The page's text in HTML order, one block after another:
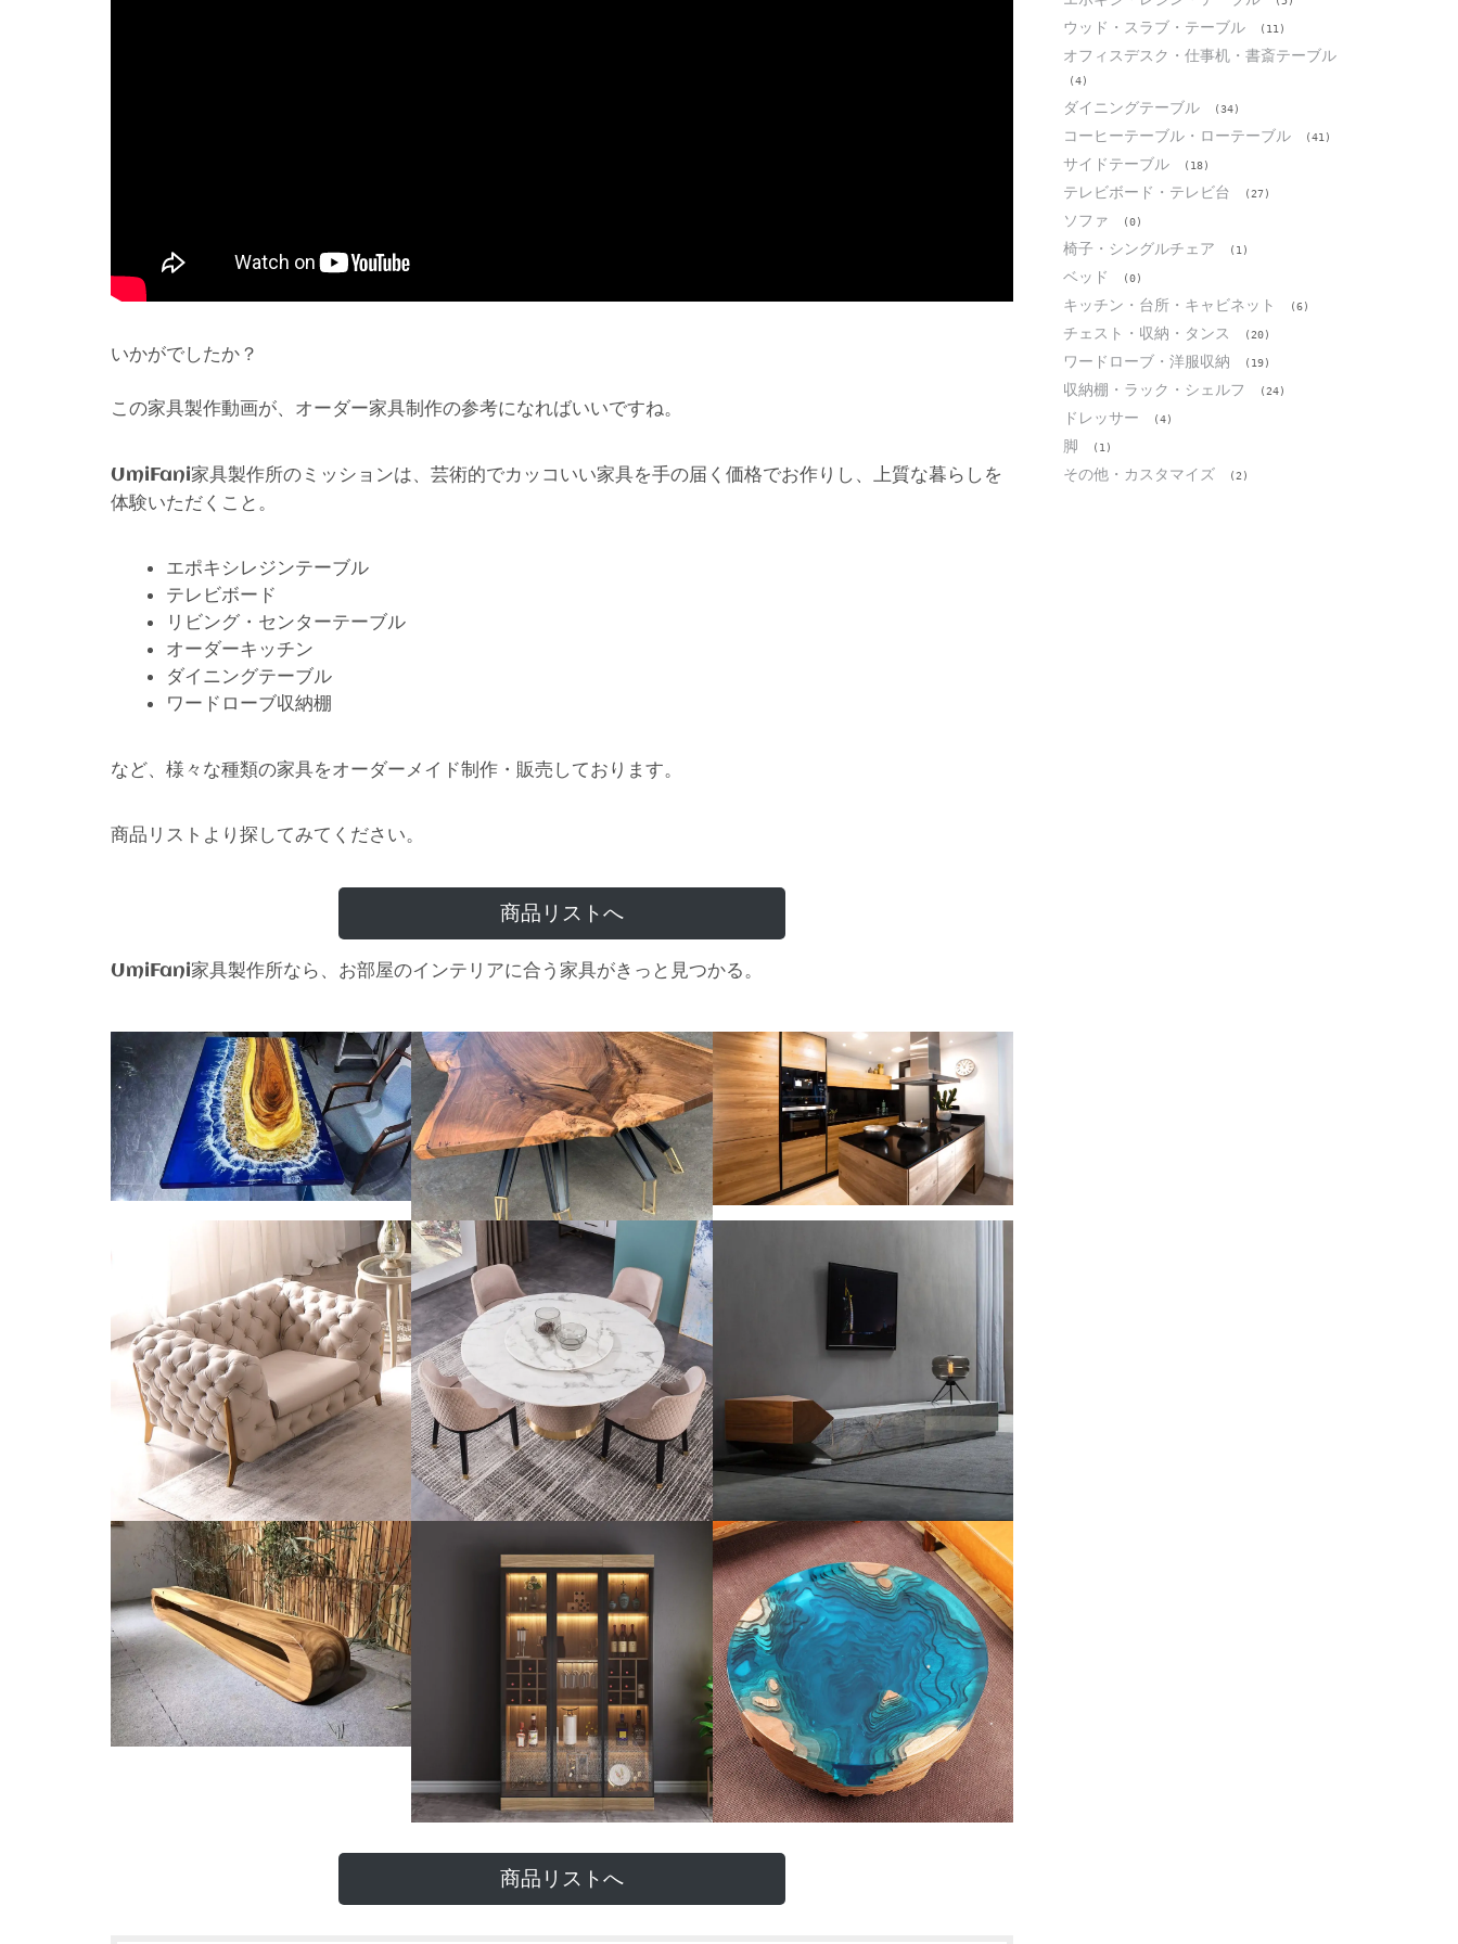
いかがでしたか？
この家具製作動画が、オーダー家具制作の参考になればいいですね。
UmiFani家具製作所のミッションは、芸術的でカッコいい家具を手の届く価格でお作りし、上質な暮らしを
体験いただくこと。
エポキシレジンテーブル
テレビボード
リビング・センターテーブル
オーダーキッチン
ダイニングテーブル
ワードローブ収納棚
など、様々な種類の家具をオーダーメイド制作・販売しております。
商品リストより探してみてください。
商品リストへ
UmiFani家具製作所なら、お部屋のインテリアに合う家具がきっと見つかる。
商品リストへ
ウッド・スラブ・テーブル (11)
オフィスデスク・仕事机・書斎テーブル
(4)
ダイニングテーブル (34)
コーヒーテーブル・ローテーブル (41)
サイドテーブル (18)
テレビボード・テレビ台 (27)
ソファ (0)
椅子・シングルチェア (1)
ベッド (0)
キッチン・台所・キャビネット (6)
チェスト・収納・タンス (20)
ワードローブ・洋服収納 (19)
収納棚・ラック・シェルフ (24)
ドレッサー (4)
脚 (1)
その他・カスタマイズ (2)